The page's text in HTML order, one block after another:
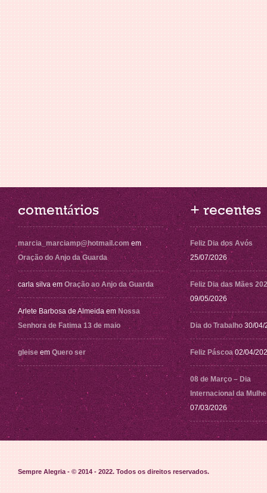
comentários
marcia_marciamp@hotmail.com em
Oração do Anjo da Guarda
carla silva em Oração ao Anjo da Guarda
Arlete Barbosa de Almeida em Nossa
Senhora de Fatima 13 de maio
gleise em Quero ser
+ recentes
Feliz Dia dos Avós
25/07/2026
Feliz Dia das Mães
09/05/2026
Dia do Trabalho 30/04/
Feliz Páscoa 02/04/
08 de Março – Dia
Internacional da
07/03/2026
Sempre Alegria - © 2014 - 2022. Todos os direitos reservados.